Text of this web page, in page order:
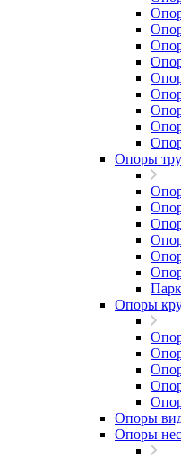
Опоры
Опоры
Опоры
Опоры